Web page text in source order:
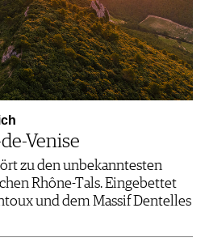
Venise
zu den unbekanntesten
Rhône-Tals. Eingebettet
und dem Massif Dentelles